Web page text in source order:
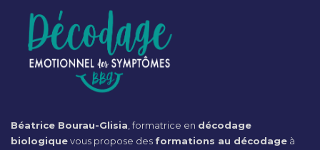
Béatrice Bourau-Glisia , formatrice en décodage
biologiquevous propose des formations au décodage à